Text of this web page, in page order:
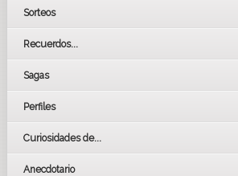
Sorteos
Recuerdos...
Sagas
Perfiles
Curiosidades de...
Anecdotario